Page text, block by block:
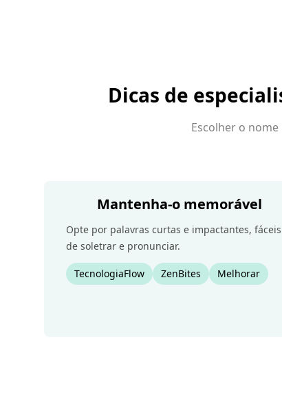
Dicas de
Escolher o
Mantenha-o memorável
Opte por palavras curtas e impactantes, fáceis
de soletrar e pronunciar.
TecnologiaFlow ZenBites Melhorar